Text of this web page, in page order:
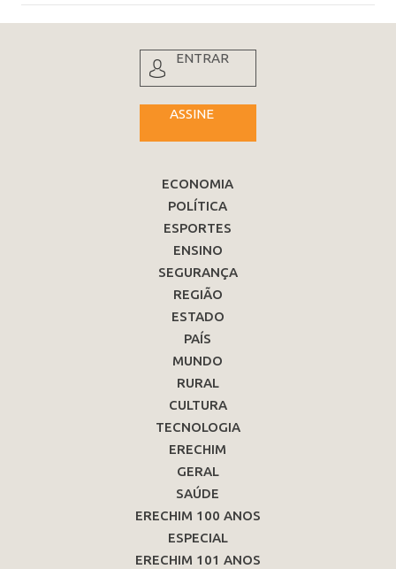
ENTRAR
ASSINE
ECONOMIA
POLÍTICA
ESPORTES
ENSINO
SEGURANÇA
REGIÃO
ESTADO
PAÍS
MUNDO
RURAL
CULTURA
TECNOLOGIA
ERECHIM
GERAL
SAÚDE
ERECHIM 100 ANOS
ESPECIAL
ERECHIM 101 ANOS